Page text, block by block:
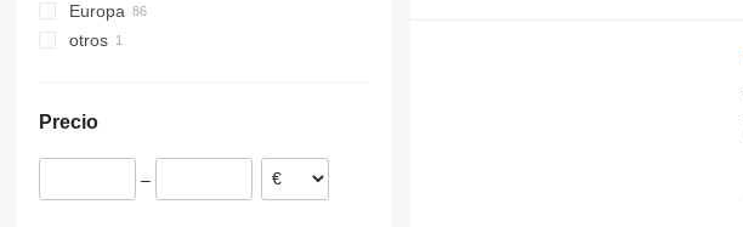
Europa
Países Bajos
Chequia
otros
Precio
–